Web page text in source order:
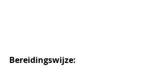
Bereidingswijze: